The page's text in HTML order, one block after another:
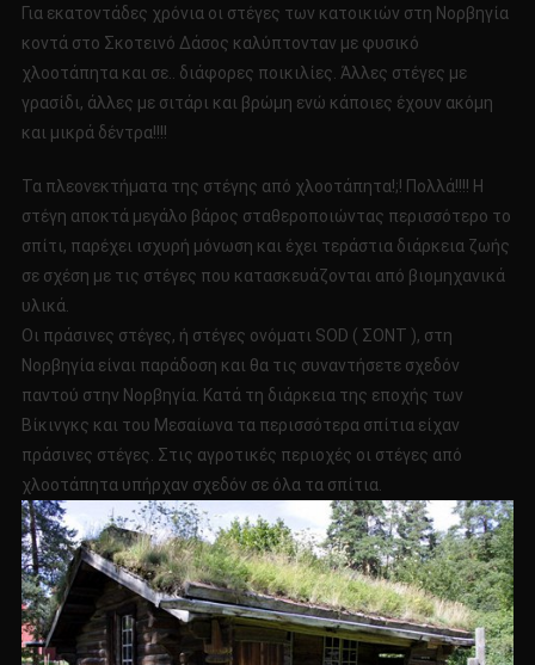
Για εκατοντάδες χρόνια οι στέγες των κατοικιών στη Νορβηγία
κοντά στο Σκοτεινό Δάσος καλύπτονταν με φυσικό
χλοοτάπητα και σε.. διάφορες ποικιλίες. Άλλες στέγες με
γρασίδι, άλλες με σιτάρι και βρώμη ενώ κάποιες έχουν ακόμη
και μικρά δέντρα!!!!
Τα πλεονεκτήματα της στέγης από χλοοτάπητα!;! Πολλά!!!! Η
στέγη αποκτά μεγάλο βάρος σταθεροποιώντας περισσότερο το
σπίτι, παρέχει ισχυρή μόνωση και έχει τεράστια διάρκεια ζωής
σε σχέση με τις στέγες που κατασκευάζονται από βιομηχανικά
υλικά.
Οι πράσινες στέγες, ή στέγες ονόματι SOD ( ΣΟΝΤ ), στη
Νορβηγία είναι παράδοση και θα τις συναντήσετε σχεδόν
παντού στην Νορβηγία. Κατά τη διάρκεια της εποχής των
Βίκινγκς και του Μεσαίωνα τα περισσότερα σπίτια είχαν
πράσινες στέγες. Στις αγροτικές περιοχές οι στέγες από
χλοοτάπητα υπήρχαν σχεδόν σε όλα τα σπίτια.